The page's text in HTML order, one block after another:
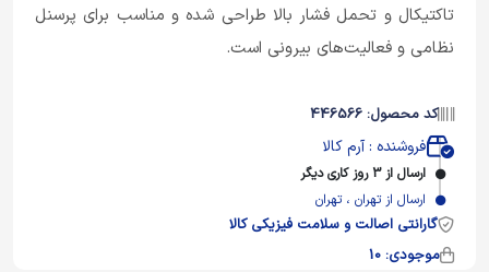
تاکتیکال و تحمل فشار بالا طراحی شده و مناسب برای پرسنل
نظامی و فعالیت‌های بیرونی است.
کد محصول: 446566
فروشنده : آرم کالا
ارسال از 3 روز کاری دیگر
ارسال از تهران ، تهران
گارانتی اصالت و سلامت فیزیکی کالا
موجودی: 10